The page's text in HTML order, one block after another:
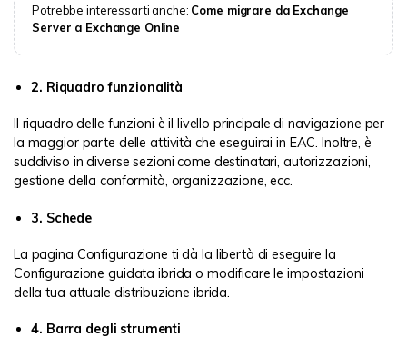
Potrebbe interessarti anche: Come migrare da Exchange
Server a Exchange Online
2. Riquadro funzionalità
Il riquadro delle funzioni è il livello principale di navigazione per
la maggior parte delle attività che eseguirai in EAC. Inoltre, è
suddiviso in diverse sezioni come destinatari, autorizzazioni,
gestione della conformità, organizzazione, ecc.
3. Schede
La pagina Configurazione ti dà la libertà di eseguire la
Configurazione guidata ibrida o modificare le impostazioni
della tua attuale distribuzione ibrida.
4. Barra degli strumenti